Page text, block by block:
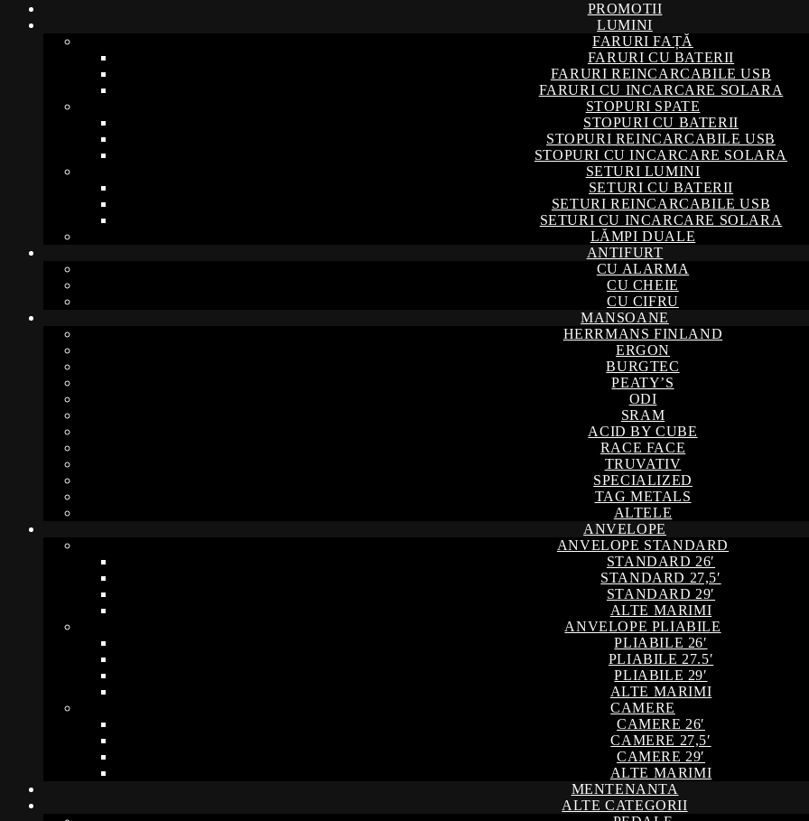
PROMOTII
LUMINI
FARURI FAȚĂ
FARURI CU BATERII
FARURI REINCARCABILE USB
FARURI CU INCARCARE SOLARA
STOPURI SPATE
STOPURI CU BATERII
STOPURI REINCARCABILE USB
STOPURI CU INCARCARE SOLARA
SETURI LUMINI
SETURI CU BATERII
SETURI REINCARCABILE USB
SETURI CU INCARCARE SOLARA
LĂMPI DUALE
ANTIFURT
CU ALARMA
CU CHEIE
CU CIFRU
MANSOANE
HERRMANS FINLAND
ERGON
BURGTEC
PEATY’S
ODI
SRAM
ACID BY CUBE
RACE FACE
TRUVATIV
SPECIALIZED
TAG METALS
ALTELE
ANVELOPE
ANVELOPE STANDARD
STANDARD 26′
STANDARD 27,5′
STANDARD 29′
ALTE MARIMI
ANVELOPE PLIABILE
PLIABILE 26′
PLIABILE 27.5′
PLIABILE 29′
ALTE MARIMI
CAMERE
CAMERE 26′
CAMERE 27,5′
CAMERE 29′
ALTE MARIMI
MENTENANTA
ALTE CATEGORII